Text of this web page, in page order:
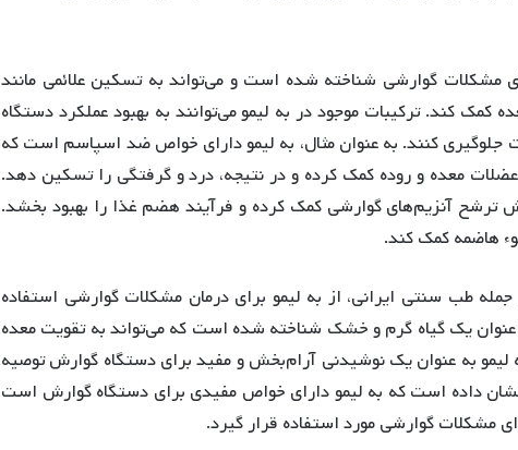
مشکلات گوارشی شناخته شده است و می‌تواند به تسکین علائمی مانند
کمک کند. ترکیبات موجود در به لیمو می‌توانند به بهبود عملکرد دستگاه
جلوگیری کنند. به عنوان مثال، به لیمو دارای خواص ضد اسپاسم است که
معده و روده کمک کرده و در نتیجه، درد و گرفتگی را تسکین دهد.
ترشح آنزیم‌های گوارشی کمک کرده و فرآیند هضم غذا را بهبود بخشد.
هاضمه کمک کند.
طب سنتی ایرانی، از به لیمو برای درمان مشکلات گوارشی استفاده
عنوان یک گیاه گرم و خشک شناخته شده است که می‌تواند به تقویت معده
به عنوان یک نوشیدنی آرام‌بخش و مفید برای دستگاه گوارش توصیه
داده است که به لیمو دارای خواص مفیدی برای دستگاه گوارش است
مشکلات گوارشی مورد استفاده قرار گیرد.